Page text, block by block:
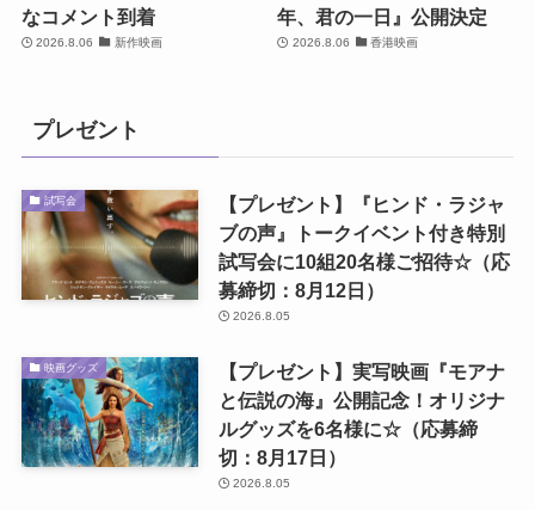
なコメント到着
2026.8.06 新作映画
年、君の一日』公開決定
2026.8.06 香港映画
プレゼント
試写会
【プレゼント】『ヒンド・ラジャ
ブの声』トークイベント付き特別
試写会に10組20名様ご招待☆（応
募締切：8月12日）
2026.8.05
映画グッズ
【プレゼント】実写映画『モアナ
と伝説の海』公開記念！オリジナ
ルグッズを6名様に☆（応募締
切：8月17日）
2026.8.05